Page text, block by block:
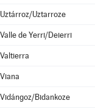
Uztárroz/Uztarroze
Valle de Yerri/Deierri
Valtierra
Viana
Vidángoz/Bidankoze